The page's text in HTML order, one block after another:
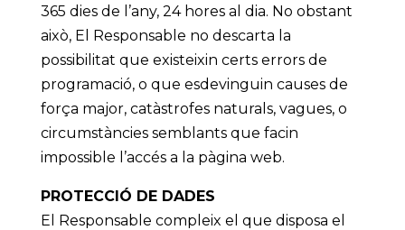
365 dies de l’any, 24 hores al dia. No obstant
això, El Responsable no descarta la
possibilitat que existeixin certs errors de
programació, o que esdevinguin causes de
força major, catàstrofes naturals, vagues, o
circumstàncies semblants que facin
impossible l’accés a la pàgina web.
PROTECCIÓ DE DADES
El Responsable compleix el que disposa el